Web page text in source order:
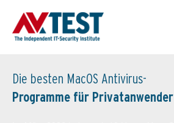
Die besten MacOS Antivirus-
Programme für Privatanwender